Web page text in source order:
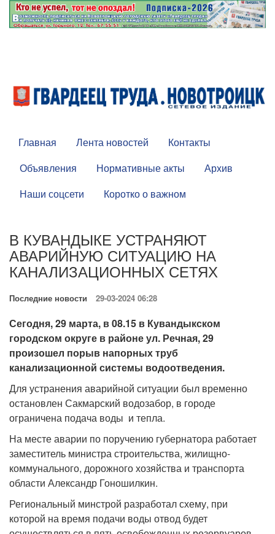
Главная Лента новостей
Контакты
Объявления
Нормативные акты
Архив
Наши соцсети
Коротко о важном
В КУВАНДЫКЕ УСТРАНЯЮТ
АВАРИЙНУЮ СИТУАЦИЮ НА
КАНАЛИЗАЦИОННЫХ СЕТЯХ
Последние новости 29-03-2024 06:28
Сегодня, 29 марта, в 08.15 в Кувандыкском
городском округе в районе ул. Речная, 29
произошел порыв напорных труб
канализационной системы водоотведения.
Для устранения аварийной ситуации был временно
остановлен Сакмарский водозабор, в городе
ограничена подача воды и тепла.
На месте аварии по поручению губернатора работает
заместитель министра строительства, жилищно-
коммунального, дорожного хозяйства и транспорта
области Александр Гоношилкин.
Региональный минстрой разработал схему, при
которой на время подачи воды отвод будет